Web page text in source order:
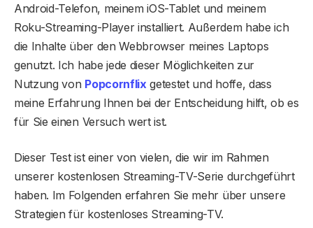
Android-Telefon, meinem iOS-Tablet und meinem
Roku-Streaming-Player installiert. Außerdem habe ich
die Inhalte über den Webbrowser meines Laptops
genutzt. Ich habe jede dieser Möglichkeiten zur
Nutzung von Popcornflix getestet und hoffe, dass
meine Erfahrung Ihnen bei der Entscheidung hilft, ob es
für Sie einen Versuch wert ist.
Dieser Test ist einer von vielen, die wir im Rahmen
unserer kostenlosen Streaming-TV-Serie durchgeführt
haben. Im Folgenden erfahren Sie mehr über unsere
Strategien für kostenloses Streaming-TV.